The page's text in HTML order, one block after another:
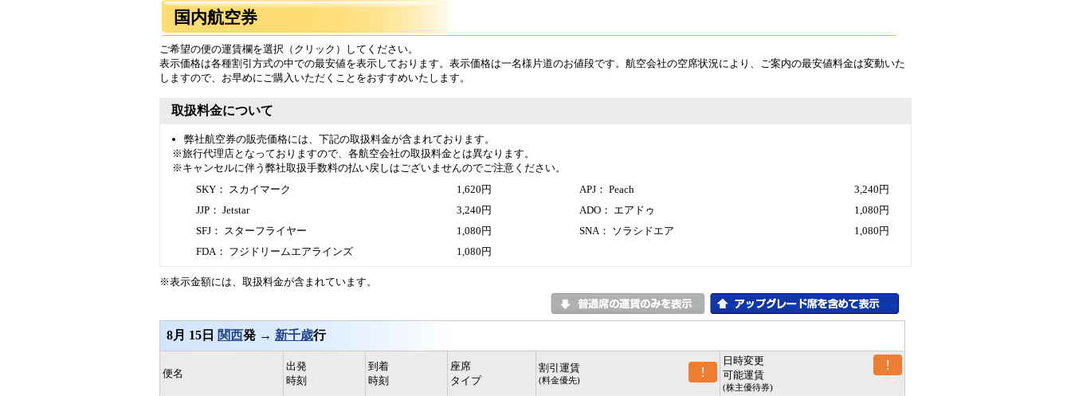
国内航空券
ご希望の便の運賃欄を選択（クリック）してください。
表示価格は各種割引方式の中での最安値を表示しております。表示価格は一名様片道のお値段です。航空会社の空席状況により、ご案内の最安値料金は変動いた
しますので、お早めにご購入いただくことをおすすめいたします。
取扱料金について
弊社航空券の販売価格には、下記の取扱料金が含まれております。
※旅行代理店となっておりますので、各航空会社の取扱料金とは異なります。
※キャンセルに伴う弊社取扱手数料の払い戻しはございませんのでご注意ください。
SKY： スカイマーク
1,620円 APJ： Peach
3,240円
JJP： Jetstar
3,240円 ADO： エアドゥ
1,080円
SFJ： スターフライヤー
1,080円 SNA： ソラシドエア
1,080円
FDA： フジドリームエアラインズ
1,080円
※表示金額には、取扱料金が含まれています。
8月 15日 関西発 → 新千歳行
便名
出発
時刻
到着
時刻
座席
タイプ
割引運賃 !
(料金優先)
日時変更 !
可能運賃
(株主優待券)